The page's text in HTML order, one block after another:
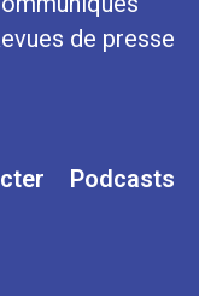
de presse
Podcasts